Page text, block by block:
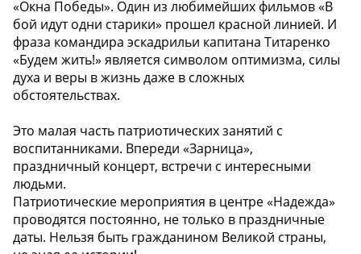
«Окна Победы». Один из любимейших фильмов «В
бой идут одни старики» прошел красной линией. И
фраза командира эскадрильи капитана Титаренко
«Будем жить!» является символом оптимизма, силы
духа и веры в жизнь даже в сложных
обстоятельствах.
Это малая часть патриотических занятий с
воспитанниками. Впереди «Зарница»,
праздничный концерт, встречи с интересными
людьми.
Патриотические мероприятия в центре «Надежда»
проводятся постоянно, не только в праздничные
даты. Нельзя быть гражданином Великой страны,